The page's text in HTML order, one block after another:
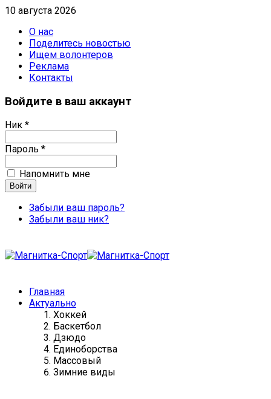
10 августа 2026
О нас
Поделитесь новостью
Ищем волонтеров
Реклама
Контакты
Войдите в ваш аккаунт
Ник *
Пароль *
Напомнить мне
Забыли ваш пароль?
Забыли ваш ник?
Главная
Актуально
Хоккей
Баскетбол
Дзюдо
Единоборства
Массовый
Зимние виды